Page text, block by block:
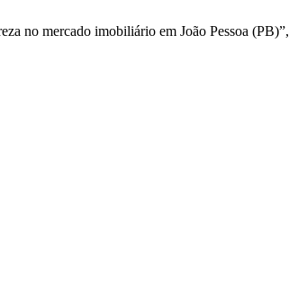
no mercado imobiliário em João Pessoa (PB)”,